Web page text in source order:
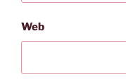
Web